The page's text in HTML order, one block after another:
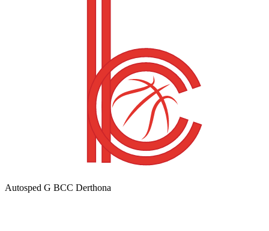
Autosped G BCC Derthona